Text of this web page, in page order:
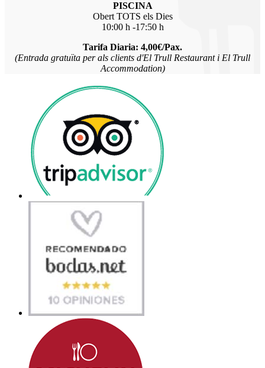
PISCINA
Obert TOTS els Dies
10:00 h -17:50 h
Tarifa Diaria: 4,00€/Pax.
(Entrada gratuïta per als clients d'El Trull Restaurant i El Trull
Accommodation)